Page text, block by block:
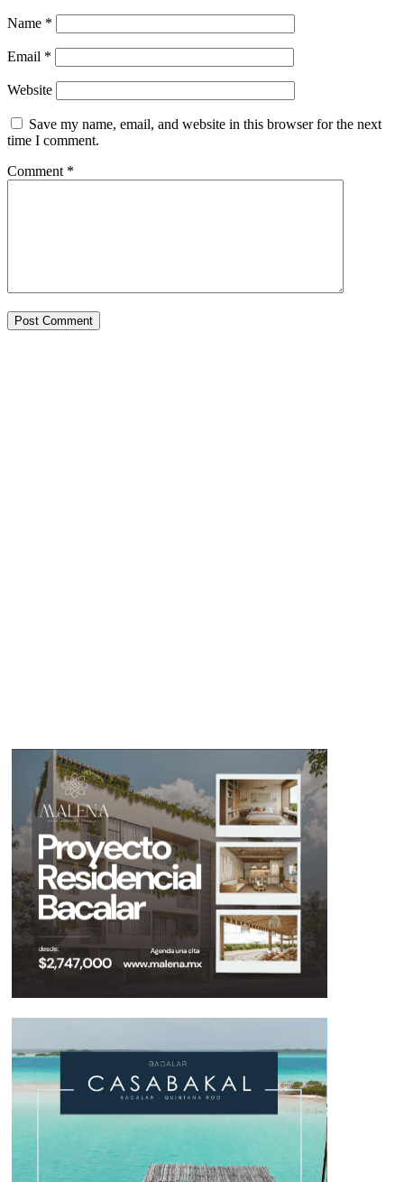
Name *
Email *
Website
Save my name, email, and website in this browser for the next
time I comment.
Comment *